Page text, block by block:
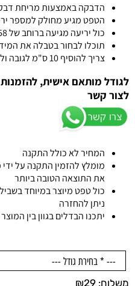
הדבקה באמצעות מריחת
הטפט מגיע מחולק למספר
כול יריעה מגיעה ברוחב של 58 ס''מ
תוכלו לבחור בטבלה את
צריך להוסיף 10 ס"מ לגובה ולרוחב למידה המקורית של הקיר
לגודל מותאם אישית,
לצור קשר
המחיר לא כולל התקנה
מומלץ להזמין התקנה על
את התוצאה הטובה ביותר
כול טפט מיוצר במיוחד
ניתן להחזרה
יתכנו הבדלים בגוון בין
משלוח: ₪29